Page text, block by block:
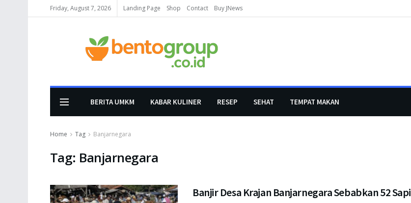
Friday, August 7, 2026 Landing Page Shop Contact Buy JNews
BERITA UMKM KABAR KULINER RESEP SEHAT TEMPAT MAKAN
Home Tag Banjarnegara
Tag: Banjarnegara
Banjir Desa Krajan Banjarnegara Sebabkan 52 Sapi